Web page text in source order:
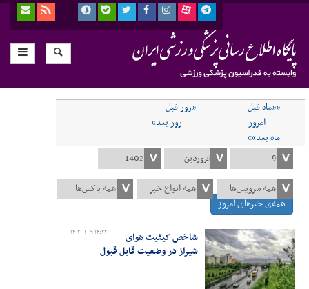
««ماه قبل
«روز قبل
امروز
روز بعد»
ماه بعد»»
همه‌ی خبرهای امروز
۱۴۰۲-۰۱-۰۹ ۱۴:۲۲
شاخص کیفیت هوای
شیراز در وضعیت قابل قبول